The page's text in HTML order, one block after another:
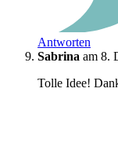
Antworten
Sabrina am 8.
Tolle Idee!